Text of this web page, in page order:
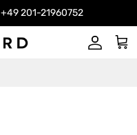
+49 201-21960752
Compte